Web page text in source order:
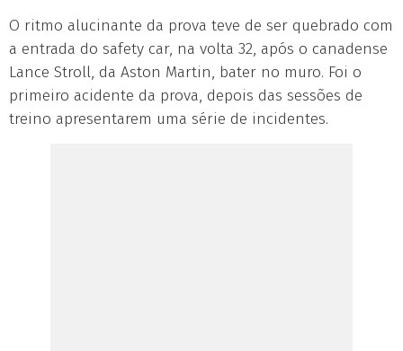
O ritmo alucinante da prova teve de ser quebrado com
a entrada do safety car, na volta 32, após o canadense
Lance Stroll, da Aston Martin, bater no muro. Foi o
primeiro acidente da prova, depois das sessões de
treino apresentarem uma série de incidentes.